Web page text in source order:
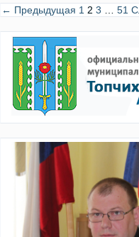
Навигация
← Предыдущая 1 2 3 51